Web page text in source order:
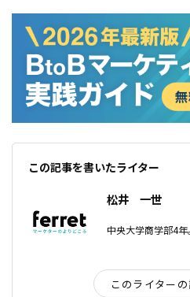
この記事を書いたライター
松井 一世
中央大学商学部4
このライター